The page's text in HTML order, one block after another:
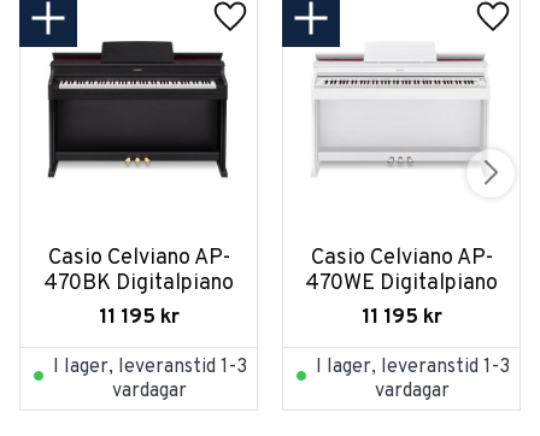
Casio Celviano AP-
470BK Digitalpiano
11 195 kr
I lager, leveranstid 1-3
vardagar
Casio Celviano AP-
470WE Digitalpiano
11 195 kr
I lager, leveranstid 1-3
vardagar